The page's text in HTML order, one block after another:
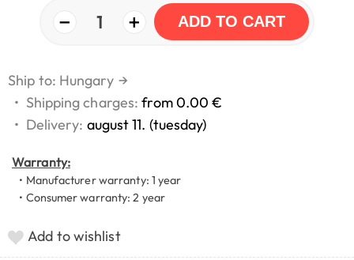
− 1 + ADD TO CART
Ship to: Hungary →
• Shipping charges:from 0.00 €
• Delivery: august 11. (tuesday)
Warranty:
• Manufacturer warranty: 1 year
• Consumer warranty: 2 year
Add to wishlist